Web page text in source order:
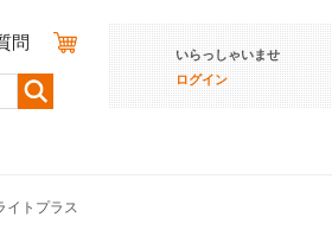
問
いらっしゃいませ
ログイン
イトプラス